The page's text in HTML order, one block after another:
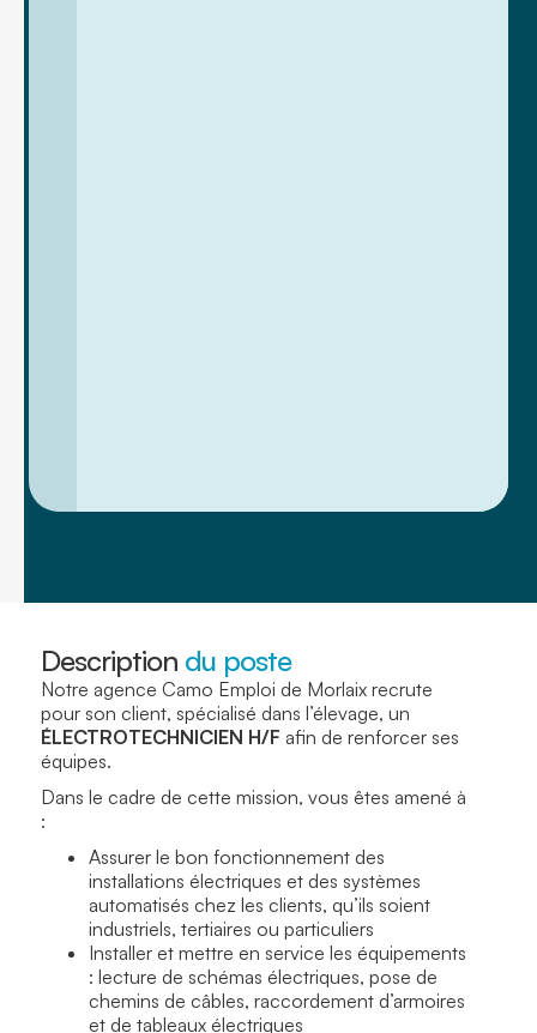
Description du poste
Notre agence Camo Emploi de Morlaix recrute
pour son client, spécialisé dans l’élevage, un
ÉLECTROTECHNICIEN H/F afin de renforcer ses
équipes.
Dans le cadre de cette mission, vous êtes amené à
:
Assurer le bon fonctionnement des
installations électriques et des systèmes
automatisés chez les clients, qu’ils soient
industriels, tertiaires ou particuliers
Installer et mettre en service les équipements
: lecture de schémas électriques, pose de
chemins de câbles, raccordement d’armoires
et de tableaux électriques